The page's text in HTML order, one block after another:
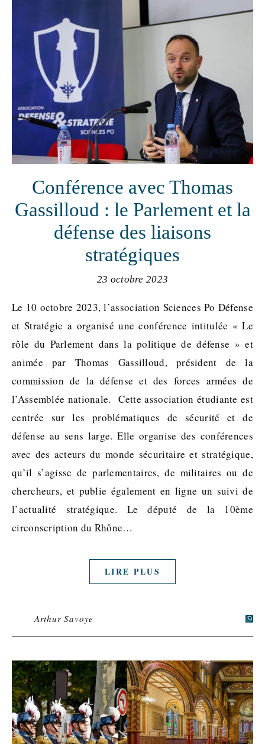
Conférence avec Thomas
Gassilloud : le Parlement et la
défense des liaisons
stratégiques
23 octobre 2023
Le 10 octobre 2023, l’association Sciences Po Défense
et Stratégie a organisé une conférence intitulée « Le
rôle du Parlement dans la politique de défense » et
animée par Thomas Gassilloud, président de la
commission de la défense et des forces armées de
l’Assemblée nationale. Cette association étudiante est
centrée sur les problématiques de sécurité et de
défense au sens large. Elle organise des conférences
avec des acteurs du monde sécuritaire et stratégique,
qu’il s’agisse de parlementaires, de militaires ou de
chercheurs, et publie également en ligne un suivi de
l’actualité stratégique. Le député de la 10ème
circonscription du Rhône…
LIRE PLUS
Arthur Savoye